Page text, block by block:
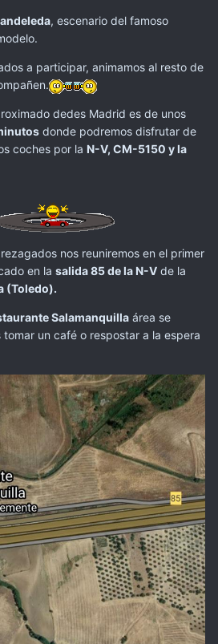
, escenario del famoso
a participar, animamos al resto de
dedes Madrid es de unos
donde podremos disfrutar de
coches por la N-V, CM-5150 y la
nos reuniremos en el primer
en la salida 85 de la N-V de la
(Toledo).
Salamanquilla área se
un café o respostar a la espera